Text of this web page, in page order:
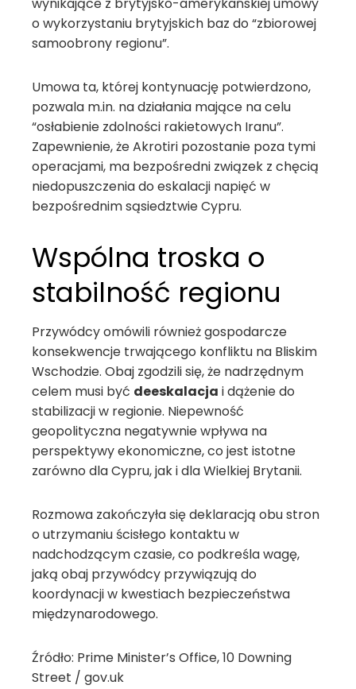
o wykorzystaniu brytyjskich baz do “zbiorowej
samoobrony regionu”.
Umowa ta, której kontynuację potwierdzono,
pozwala m.in. na działania mające na celu
“osłabienie zdolności rakietowych Iranu”.
Zapewnienie, że Akrotiri pozostanie poza tymi
operacjami, ma bezpośredni związek z chęcią
niedopuszczenia do eskalacji napięć w
bezpośrednim sąsiedztwie Cypru.
Wspólna troska o
stabilność regionu
Przywódcy omówili również gospodarcze
konsekwencje trwającego konfliktu na Bliskim
Wschodzie. Obaj zgodzili się, że nadrzędnym
celem musi być deeskalacja i dążenie do
stabilizacji w regionie. Niepewność
geopolityczna negatywnie wpływa na
perspektywy ekonomiczne, co jest istotne
zarówno dla Cypru, jak i dla Wielkiej Brytanii.
Rozmowa zakończyła się deklaracją obu stron
o utrzymaniu ścisłego kontaktu w
nadchodzącym czasie, co podkreśla wagę,
jaką obaj przywódcy przywiązują do
koordynacji w kwestiach bezpieczeństwa
międzynarodowego.
Źródło: Prime Minister’s Office, 10 Downing
Street / gov.uk